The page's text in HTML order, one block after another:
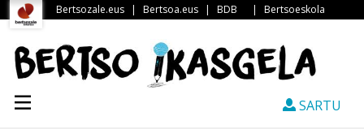
Bertsozale.eus | Bertsoa.eus | BDB | Bertsoeskola
SARTU